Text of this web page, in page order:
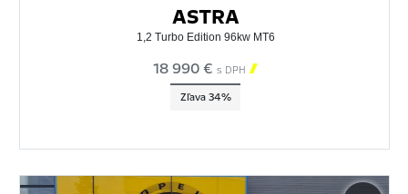
ASTRA
1,2 Turbo Edition 96kw MT6
18 990 €s DPH 
Zľava 34%